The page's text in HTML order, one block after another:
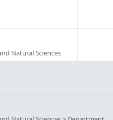
Natural Sciences